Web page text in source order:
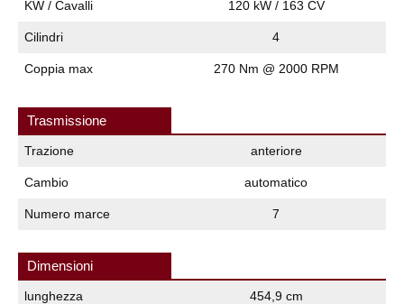
KW / Cavalli 120 kW / 163 CV
Cilindri 4
Coppia max 270 Nm @ 2000 RPM
Trasmissione
Trazione anteriore
Cambio automatico
Numero marce 7
Dimensioni
lunghezza 454,9 cm